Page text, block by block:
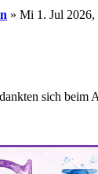
» Mi 1. Jul 2026,
sich beim